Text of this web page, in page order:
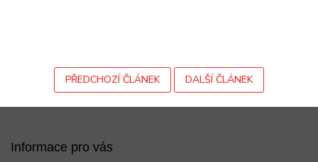
PŘEDCHOZÍ ČLÁNEK DALŠÍ ČLÁNEK
Z
Informace pro vás